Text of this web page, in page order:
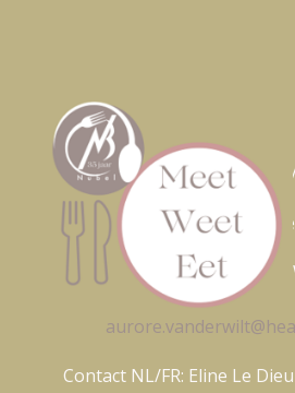
Avenue Galilée
1210
Contact FR: Aurore Van
17
Contact NL/FR: Eline Le